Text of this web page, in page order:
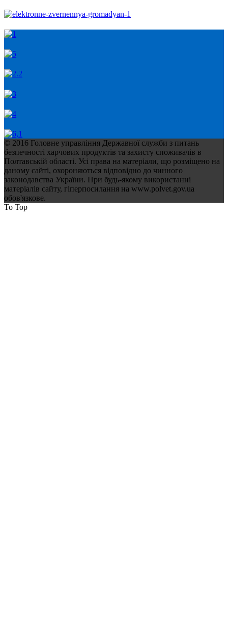
© 2016 Головне управління Державної служби з питань
безпечності харчових продуктів та захисту споживачів в
Полтавській області. Усі права на матеріали, що розміщено на
даному сайті, охороняються відповідно до чинного
законодавства України. При будь-якому використанні
матеріалів сайту, гіперпосилання на www.polvet.gov.ua
обов'язкове.
To Top